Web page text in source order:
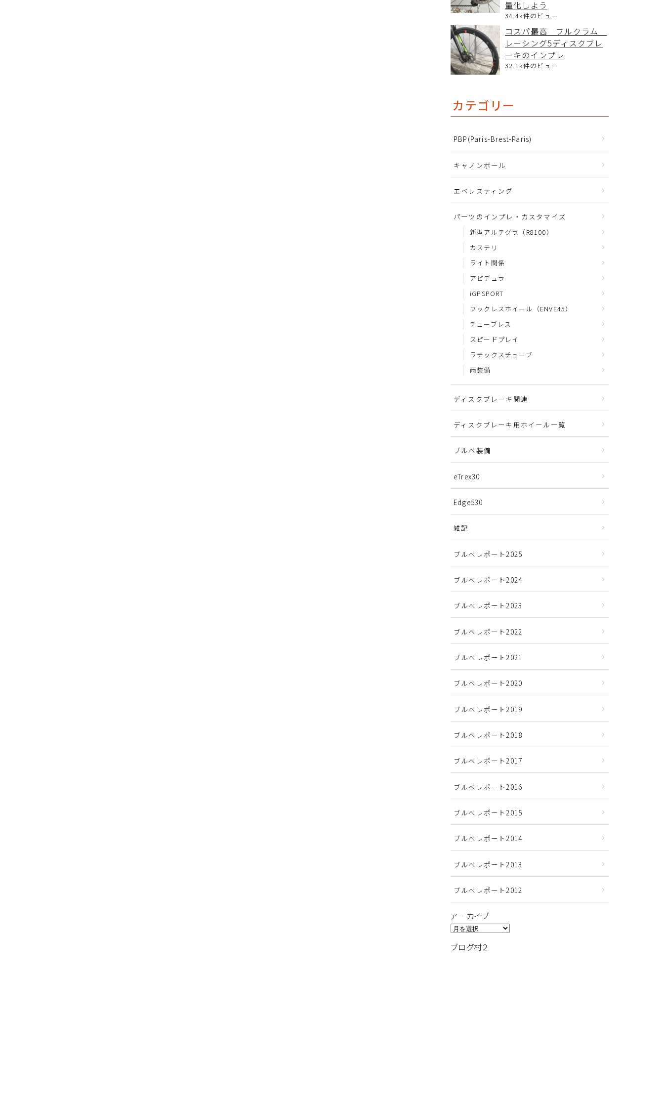
量化しよう
34.4k件のビュー
コスパ最高 フルクラム
レーシング5ディスクブレ
ーキのインプレ
32.1k件のビュー
カテゴリー
PBP(Paris-Brest-Paris)
キャノンボール
エベレスティング
パーツのインプレ・カスタマイズ
新型アルテグラ（R8100）
カステリ
ライト関係
アピデュラ
iGPSPORT
フックレスホイール（ENVE45）
チューブレス
スピードプレイ
ラテックスチューブ
雨装備
ディスクブレーキ関連
ディスクブレーキ用ホイール一覧
ブルベ装備
eTrex30
Edge530
雑記
ブルべレポート2025
ブルべレポート2024
ブルべレポート2023
ブルベレポート2022
ブルべレポート2021
ブルベレポート2020
ブルベレポート2019
ブルベレポート2018
ブルベレポート2017
ブルベレポート2016
ブルべレポート2015
ブルべレポート2014
ブルべレポート2013
ブルべレポート2012
アーカイブ
ア
カ
ブログ村２